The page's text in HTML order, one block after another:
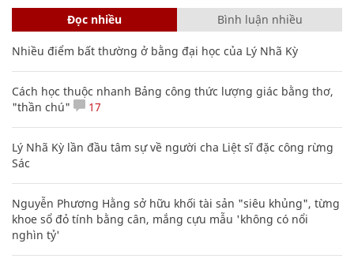
Đọc nhiều Bình luận nhiều
Nhiều điểm bất thường ở bằng đại học của Lý Nhã Kỳ
Cách học thuộc nhanh Bảng công thức lượng giác bằng thơ,
"thần chú"
17
Lý Nhã Kỳ lần đầu tâm sự về người cha Liệt sĩ đặc công rừng
Sác
Nguyễn Phương Hằng sở hữu khối tài sản "siêu khủng", từng
khoe sổ đỏ tính bằng cân, mắng cựu mẫu 'không có nổi
nghìn tỷ'